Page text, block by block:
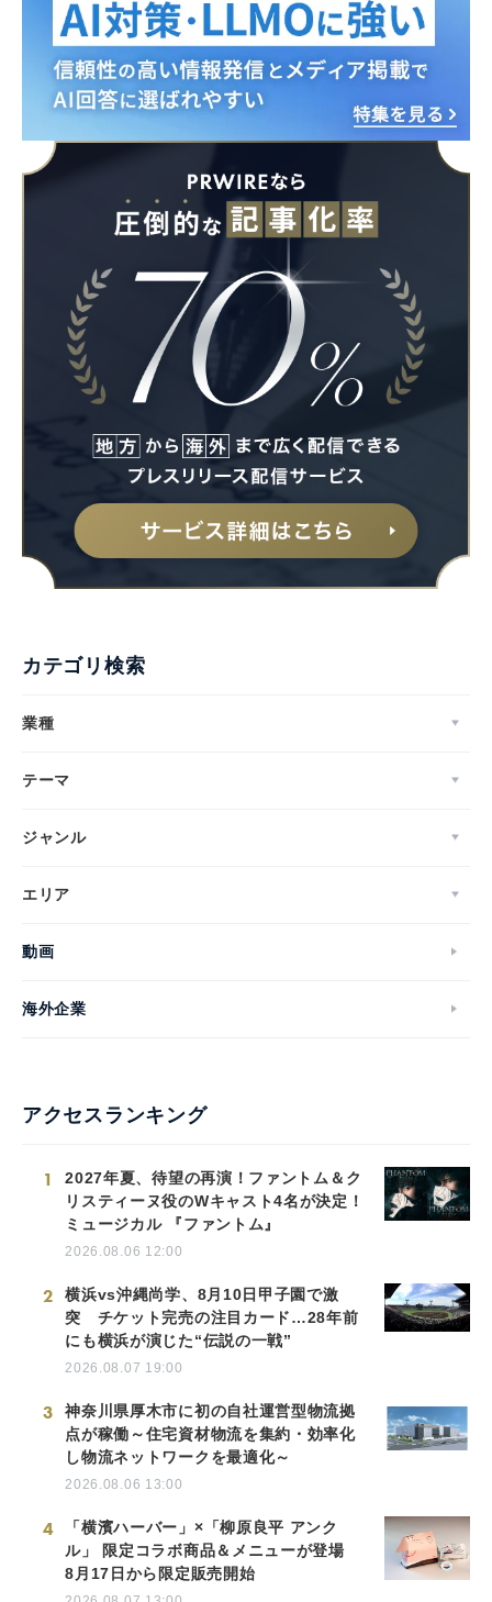
カテゴリ検索
業種
テーマ
ジャンル
エリア
動画
海外企業
アクセスランキング
1
2027年夏、待望の再演！ファントム＆ク
リスティーヌ役のWキャスト4名が決定！
ミュージカル 『ファントム』
2026.08.06 12:00
2
横浜vs沖縄尚学、8月10日甲子園で激
突 チケット完売の注目カード…28年前
にも横浜が演じた“伝説の一戦”
2026.08.07 19:00
3
神奈川県厚木市に初の自社運営型物流拠
点が稼働～住宅資材物流を集約・効率化
し物流ネットワークを最適化～
2026.08.06 13:00
4
「横濱ハーバー」×「柳原良平 アンク
ル」 限定コラボ商品＆メニューが登場
8月17日から限定販売開始
Japanese
English